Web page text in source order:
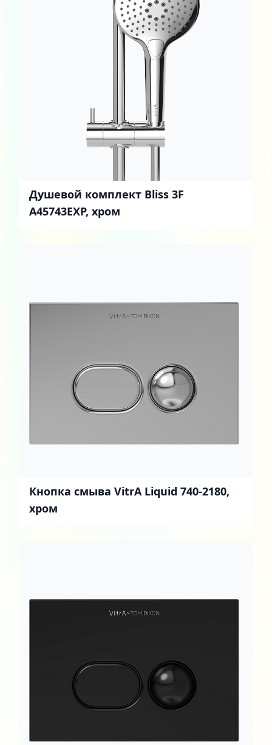
Душевой комплект Bliss 3F
A45743EXP, хром
Кнопка смыва VitrA Liquid 740-2180,
хром